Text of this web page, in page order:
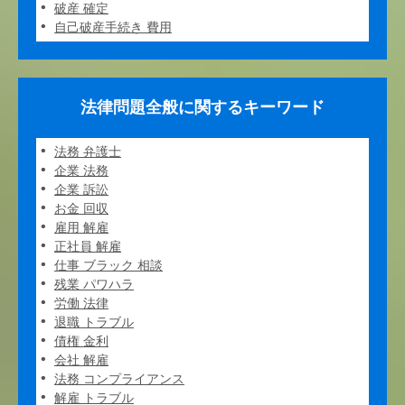
破産 確定
自己破産手続き 費用
法律問題全般に関するキーワード
法務 弁護士
企業 法務
企業 訴訟
お金 回収
雇用 解雇
正社員 解雇
仕事 ブラック 相談
残業 パワハラ
労働 法律
退職 トラブル
債権 金利
会社 解雇
法務 コンプライアンス
解雇 トラブル